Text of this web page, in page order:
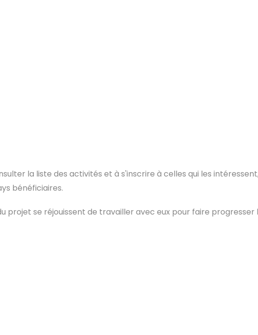
la liste des activités et à s'inscrire à celles qui les
bénéficiaires.
projet se réjouissent de travailler avec eux pour faire